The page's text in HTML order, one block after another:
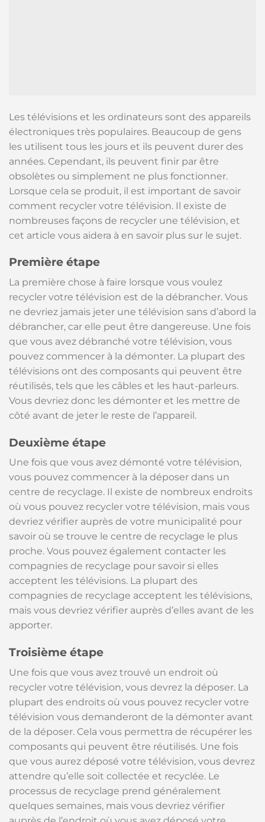
Les télévisions et les ordinateurs sont des appareils
électroniques très populaires. Beaucoup de gens
les utilisent tous les jours et ils peuvent durer des
années. Cependant, ils peuvent finir par être
obsolètes ou simplement ne plus fonctionner.
Lorsque cela se produit, il est important de savoir
comment recycler votre télévision. Il existe de
nombreuses façons de recycler une télévision, et
cet article vous aidera à en savoir plus sur le sujet.
Première étape
La première chose à faire lorsque vous voulez
recycler votre télévision est de la débrancher. Vous
ne devriez jamais jeter une télévision sans d’abord la
débrancher, car elle peut être dangereuse. Une fois
que vous avez débranché votre télévision, vous
pouvez commencer à la démonter. La plupart des
télévisions ont des composants qui peuvent être
réutilisés, tels que les câbles et les haut-parleurs.
Vous devriez donc les démonter et les mettre de
côté avant de jeter le reste de l’appareil.
Deuxième étape
Une fois que vous avez démonté votre télévision,
vous pouvez commencer à la déposer dans un
centre de recyclage. Il existe de nombreux endroits
où vous pouvez recycler votre télévision, mais vous
devriez vérifier auprès de votre municipalité pour
savoir où se trouve le centre de recyclage le plus
proche. Vous pouvez également contacter les
compagnies de recyclage pour savoir si elles
acceptent les télévisions. La plupart des
compagnies de recyclage acceptent les télévisions,
mais vous devriez vérifier auprès d’elles avant de les
apporter.
Troisième étape
Une fois que vous avez trouvé un endroit où
recycler votre télévision, vous devrez la déposer. La
plupart des endroits où vous pouvez recycler votre
télévision vous demanderont de la démonter avant
de la déposer. Cela vous permettra de récupérer les
composants qui peuvent être réutilisés. Une fois
que vous aurez déposé votre télévision, vous devrez
attendre qu’elle soit collectée et recyclée. Le
processus de recyclage prend généralement
quelques semaines, mais vous devriez vérifier